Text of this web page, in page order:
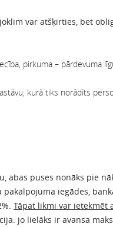
var atšķirties, bet
pirkuma – pārdevuma
kurā tiks norādīts
abas puses nonāks pie
iegādes,
Tāpat likmi var ietekmēt
jo lielāks ir avansa